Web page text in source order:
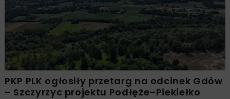
PKP PLK ogłosiły przetarg na odcinek Gdów
– Szczyrzyc projektu Podłęże–Piekiełko